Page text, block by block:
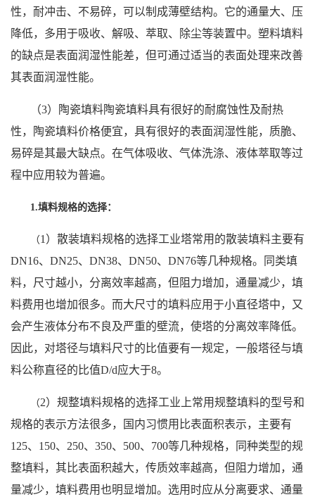
在
性，耐冲击、不易碎，可以制成薄壁结构。它的通量大、压
降低，多用于吸收、解吸、萃取、除尘等装置中。塑料填料
的缺点是表面润湿性能差，但可通过适当的表面处理来改善
其表面润湿性能。
（3）陶瓷填料陶瓷填料具有很好的耐腐蚀性及耐热
性，陶瓷填料价格便宜，具有很好的表面润湿性能，质脆、
易碎是其最大缺点。在气体吸收、气体洗涤、液体萃取等过
程中应用较为普遍。
1.填料规格的选择：
（1）散装填料规格的选择工业塔常用的散装填料主要有
DN16、DN25、DN38、DN50、DN76等几种规格。同类填
料，尺寸越小，分离效率越高，但阻力增加，通量减少，填
料费用也增加很多。而大尺寸的填料应用于小直径塔中，又
会产生液体分布不良及严重的壁流，使塔的分离效率降低。
因此，对塔径与填料尺寸的比值要有一规定，一般塔径与填
料公称直径的比值D/d应大于8。
（2）规整填料规格的选择工业上常用规整填料的型号和
规格的表示方法很多，国内习惯用比表面积表示，主要有
125、150、250、350、500、700等几种规格，同种类型的规
整填料，其比表面积越大，传质效率越高，但阻力增加，通
量减少，填料费用也明显增加。选用时应从分离要求、通量